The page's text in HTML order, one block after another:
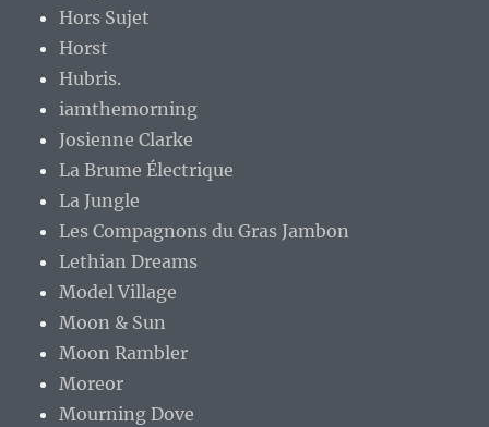
Hors Sujet
Horst
Hubris.
iamthemorning
Josienne Clarke
La Brume Électrique
La Jungle
Les Compagnons du Gras Jambon
Lethian Dreams
Model Village
Moon & Sun
Moon Rambler
Moreor
Mourning Dove